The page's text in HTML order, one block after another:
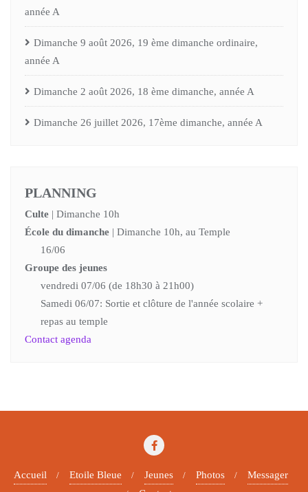
année A
Dimanche 9 août 2026, 19 ème dimanche ordinaire,
année A
Dimanche 2 août 2026, 18 ème dimanche, année A
Dimanche 26 juillet 2026, 17ème dimanche, année A
PLANNING
Culte | Dimanche 10h
École du dimanche | Dimanche 10h, au Temple
16/06
Groupe des jeunes
vendredi 07/06 (de 18h30 à 21h00)
Samedi 06/07: Sortie et clôture de l'année scolaire +
repas au temple
Contact agenda
Accueil Etoile Bleue Jeunes Photos
Messager